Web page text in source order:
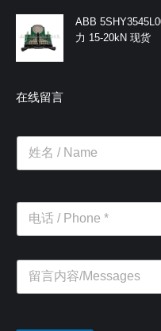
ABB
力 15-20kN 现货
在线留言